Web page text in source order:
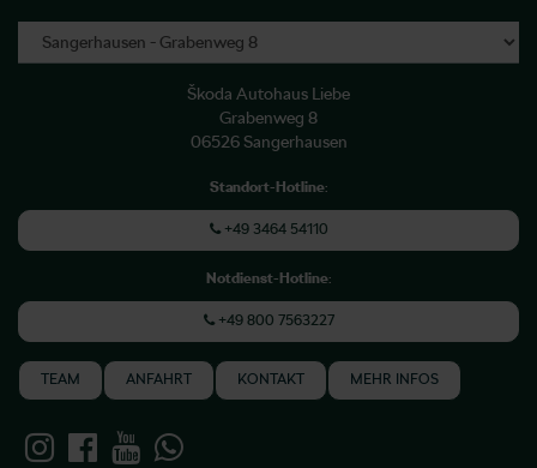
Škoda Autohaus Liebe
Grabenweg 8
06526 Sangerhausen
Standort-Hotline:
+49 3464 54110
Notdienst-Hotline:
+49 800 7563227
TEAM ANFAHRT KONTAKT MEHR INFOS